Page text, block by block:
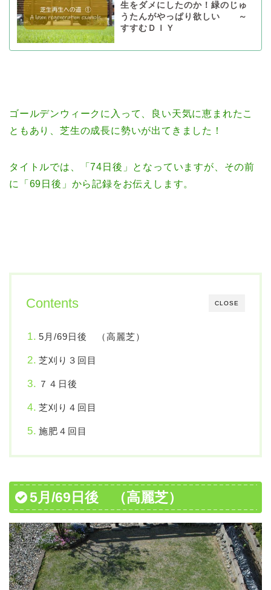
生をダメにしたのか！緑のじゅ
うたんがやっぱり欲しい ～
すすむＤＩＹ
ゴールデンウィークに入って、良い天気に恵まれたこ
ともあり、芝生の成長に勢いが出てきました！
タイトルでは、「74日後」となっていますが、その前
に「69日後」から記録をお伝えします。
CLOSE
Contents
5月/69日後 （高麗芝）
芝刈り３回目
７４日後
芝刈り４回目
施肥４回目
5月/69日後 （高麗芝）